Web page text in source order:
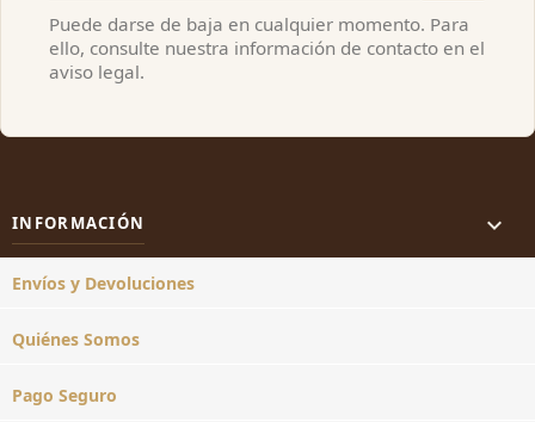
Puede darse de baja en cualquier momento. Para
ello, consulte nuestra información de contacto en el
aviso legal.
INFORMACIÓN 
Envíos y Devoluciones
Quiénes Somos
Pago Seguro